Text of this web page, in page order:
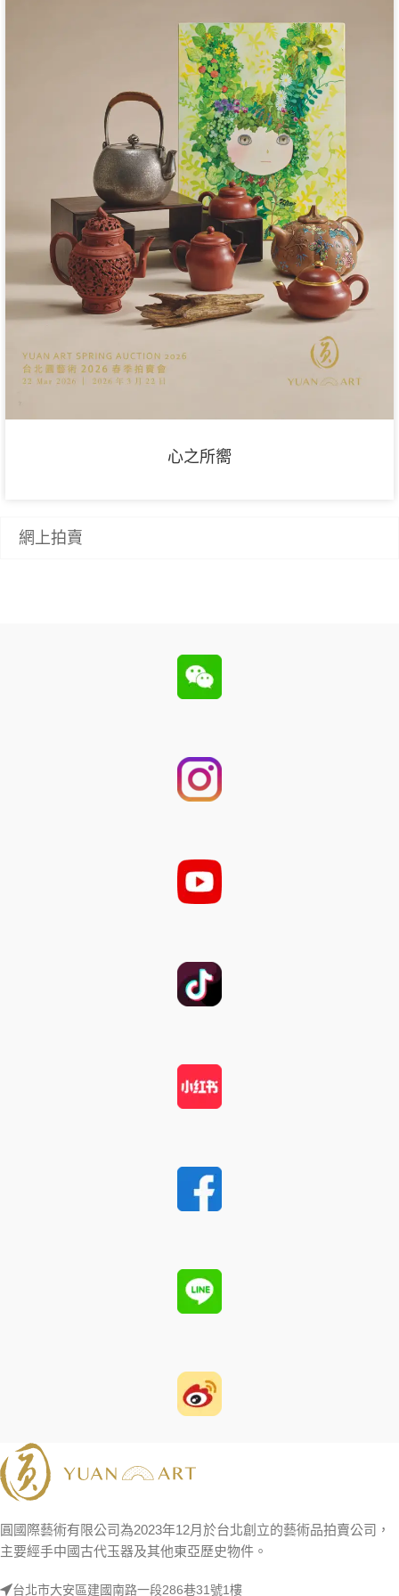
心之所嚮
網上拍賣
圓國際藝術有限公司為2023年12月於台北創立的藝術品拍賣公司，
主要經手中國古代玉器及其他東亞歷史物件。
台北市大安區建國南路一段286巷31號1樓